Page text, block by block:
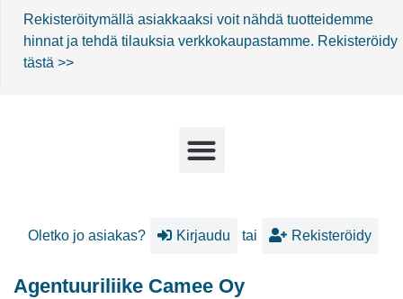
Rekisteröitymällä asiakkaaksi voit nähdä tuotteidemme
hinnat ja tehdä tilauksia verkkokaupastamme. Rekisteröidy
tästä >>
Oletko jo asiakas? Kirjaudu tai Rekisteröidy
Agentuuriliike Camee Oy